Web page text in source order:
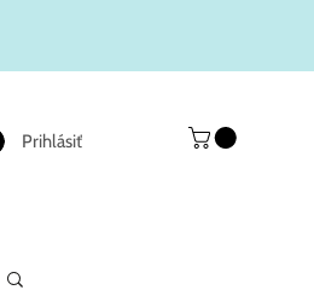
Prihlásiť